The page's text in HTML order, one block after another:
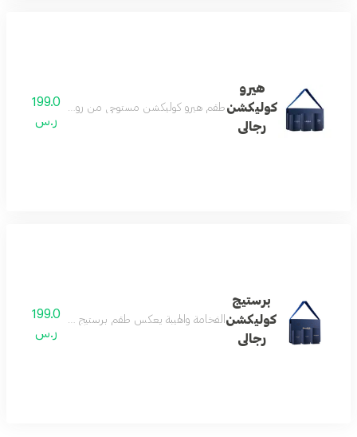
هيرو
كوليكشن
رجالى
طقم هيرو كوليكشن مستوحى من روح المغامرة والطاقة
199.0
ر.س
برستيج
كوليكشن
رجالى
الفخامة والهيبة يعكس طقم برستيج كوليكشن مفهوم
199.0
ر.س